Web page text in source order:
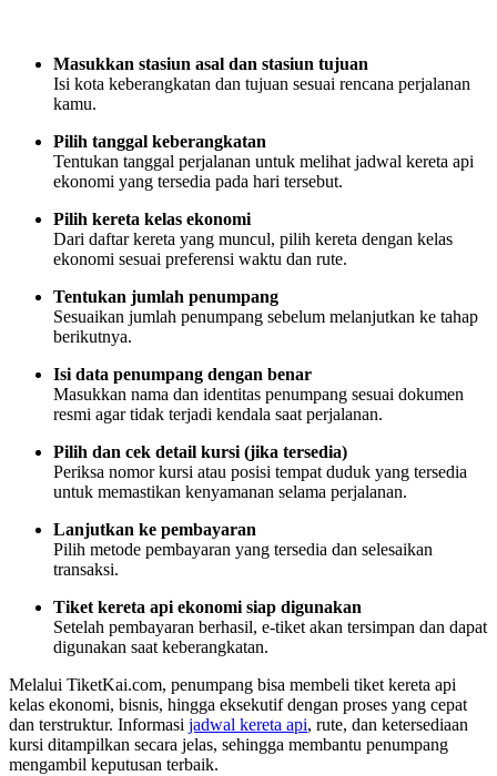
Masukkan stasiun asal dan stasiun tujuan
Isi kota keberangkatan dan tujuan sesuai rencana perjalanan
kamu.
Pilih tanggal keberangkatan
Tentukan tanggal perjalanan untuk melihat jadwal kereta api
ekonomi yang tersedia pada hari tersebut.
Pilih kereta kelas ekonomi
Dari daftar kereta yang muncul, pilih kereta dengan kelas
ekonomi sesuai preferensi waktu dan rute.
Tentukan jumlah penumpang
Sesuaikan jumlah penumpang sebelum melanjutkan ke tahap
berikutnya.
Isi data penumpang dengan benar
Masukkan nama dan identitas penumpang sesuai dokumen
resmi agar tidak terjadi kendala saat perjalanan.
Pilih dan cek detail kursi (jika tersedia)
Periksa nomor kursi atau posisi tempat duduk yang tersedia
untuk memastikan kenyamanan selama perjalanan.
Lanjutkan ke pembayaran
Pilih metode pembayaran yang tersedia dan selesaikan
transaksi.
Tiket kereta api ekonomi siap digunakan
Setelah pembayaran berhasil, e-tiket akan tersimpan dan dapat
digunakan saat keberangkatan.
Melalui TiketKai.com, penumpang bisa membeli tiket kereta api
kelas ekonomi, bisnis, hingga eksekutif dengan proses yang cepat
dan terstruktur. Informasi jadwal kereta api, rute, dan ketersediaan
kursi ditampilkan secara jelas, sehingga membantu penumpang
mengambil keputusan terbaik.